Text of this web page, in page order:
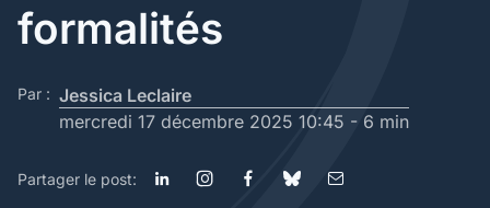
formalités
Par : Jessica Leclaire
mercredi 17 décembre 2025 10:45 - 6 min
Partager le post: